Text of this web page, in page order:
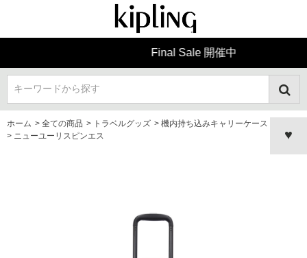
Final Sale 開催中
キーワードから探す
ホーム > 全ての商品 > トラベルグッズ > 機内持ち込みキャリーケース
> ニューユーリスピンエス